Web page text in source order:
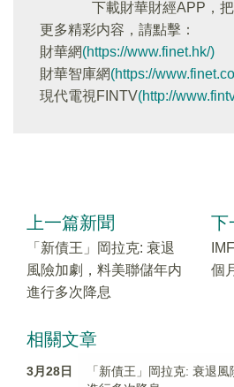
下載財華財經APP，
更多精彩内容，請點擊：
財華網(https://www.finet.hk/)
財華智庫網(https://
現代電視FINTV(http://
上一篇新聞
「新債王」岡拉克: 衰退
風險加劇，料美聯儲年内
進行多次降息
下
個
相關文章
3月28日
「新債王」岡拉克: 衰退